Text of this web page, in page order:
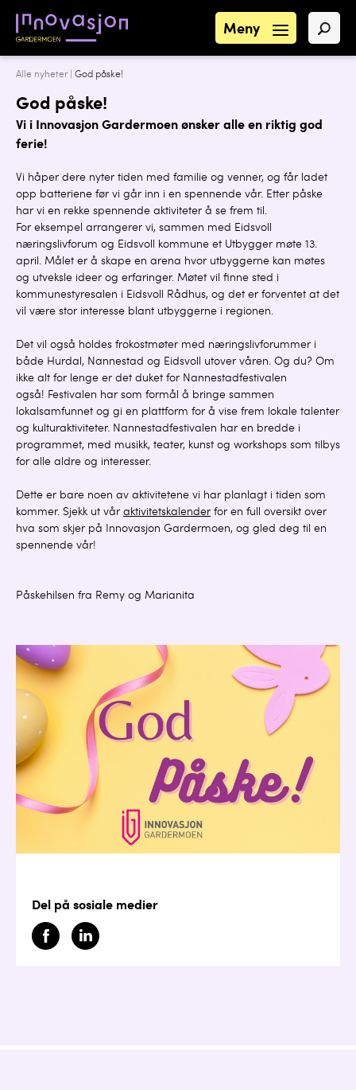
Meny
Alle nyheter| God påske!
God påske!
Vi i Innovasjon Gardermoen ønsker alle en riktig god
ferie!
Vi håper dere nyter tiden med familie og venner, og får ladet
opp batteriene før vi går inn i en spennende vår. Etter påske
har vi en rekke spennende aktiviteter å se frem til.
For eksempel arrangerer vi, sammen med Eidsvoll
næringslivforum og Eidsvoll kommune et Utbygger møte 13.
april. Målet er å skape en arena hvor utbyggerne kan møtes
og utveksle ideer og erfaringer. Møtet vil finne sted i
kommunestyresalen i Eidsvoll Rådhus, og det er forventet at det
vil være stor interesse blant utbyggerne i regionen.
Det vil også holdes frokostmøter med næringslivforummer i
både Hurdal, Nannestad og Eidsvoll utover våren. Og du? Om
ikke alt for lenge er det duket for Nannestadfestivalen
også! Festivalen har som formål å bringe sammen
lokalsamfunnet og gi en plattform for å vise frem lokale talenter
og kulturaktiviteter. Nannestadfestivalen har en bredde i
programmet, med musikk, teater, kunst og workshops som tilbys
for alle aldre og interesser.
Dette er bare noen av aktivitetene vi har planlagt i tiden som
kommer. Sjekk ut vår aktivitetskalender for en full oversikt over
hva som skjer på Innovasjon Gardermoen, og gled deg til en
spennende vår!
Påskehilsen fra Remy og Marianita
Del på sosiale medier